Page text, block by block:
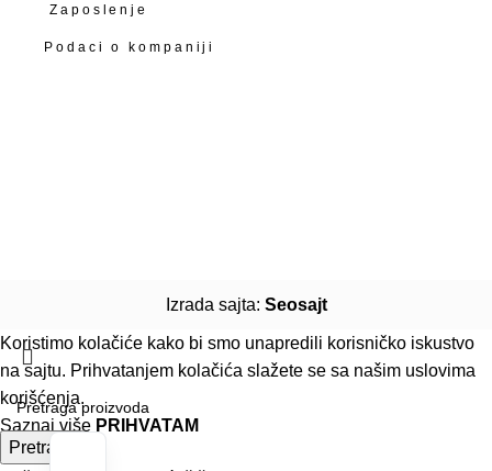
Zaposlenje
Podaci o kompaniji
Izrada sajta: Seosajt
Pretraga
Koristimo kolačiće kako bi smo unapredili korisničko iskustvo
na sajtu. Prihvatanjem kolačića slažete se sa našim uslovima
korišćenja.
Saznaj više PRIHVATAM